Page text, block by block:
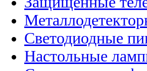
Светодиодные
Настольные